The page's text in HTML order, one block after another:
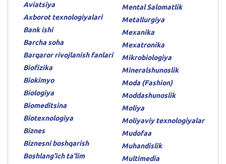
Aviatsiya
Axborot texnologiyalari
Bank ishi
Barcha soha
Barqaror rivojlanish fanlari
Biofizika
Biokimyo
Biologiya
Biomeditsina
Biotexnologiya
Biznes
Biznesni boshqarish
Boshlang'ich ta'lim
Mental Salomatlik
Metallurgiya
Mexanika
Mexatronika
Mikrobiologiya
Mineralshunoslik
Moda (Fashion)
Moddashunoslik
Moliya
Moliyaviy texnologiyalar
Mudofaa
Muhandislik
Multimedia